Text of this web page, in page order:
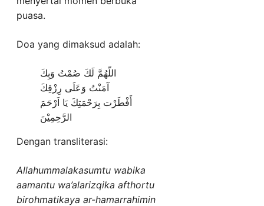
puasa.
Doa yang dimaksud adalah:
اللّهُمَّ لَكَ صُمْتُ وَبِكَ
آمَنْتُ وَعَلَى رِزْقِكَ
أَفْطَرْت بِرَحْمَتِكَ يَا اَرْحَمَ
الرَّحِمِيْنَ
Dengan transliterasi:
Allahummalakasumtu wabika
aamantu wa’alarizqika afthortu
birohmatikaya ar-hamarrahimin